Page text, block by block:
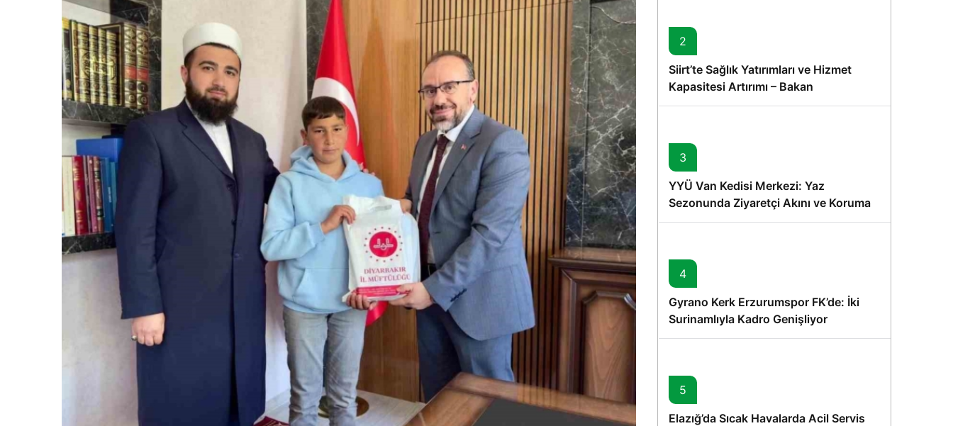
2
Siirt’te Sağlık Yatırımları ve Hizmet
Kapasitesi Artırımı – Bakan
Memişoğlu’nun Ziyareti
3
YYÜ Van Kedisi Merkezi: Yaz
Sezonunda Ziyaretçi Akını ve Koruma
Vurgusu
4
Gyrano Kerk Erzurumspor FK’de: İki
Surinamlıyla Kadro Genişliyor
5
Elazığ’da Sıcak Havalarda Acil Servis